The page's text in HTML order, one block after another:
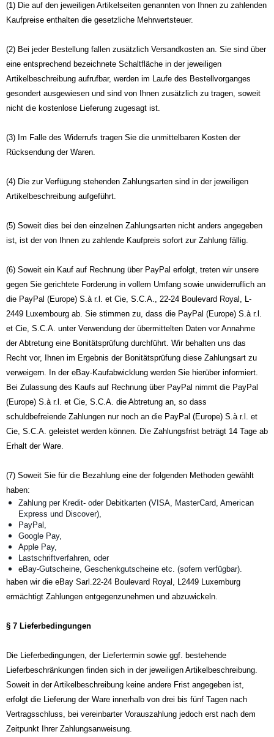
(1) Die auf den jeweiligen Artikelseiten genannten von Ihnen zu zahlenden
Kaufpreise enthalten die gesetzliche Mehrwertsteuer.
(2) Bei jeder Bestellung fallen zusätzlich Versandkosten an. Sie sind über
eine entsprechend bezeichnete Schaltfläche in der jeweiligen
Artikelbeschreibung aufrufbar, werden im Laufe des Bestellvorganges
gesondert ausgewiesen und sind von Ihnen zusätzlich zu tragen, soweit
nicht die kostenlose Lieferung zugesagt ist.
(3) Im Falle des Widerrufs tragen Sie die unmittelbaren Kosten der
Rücksendung der Waren.
(4) Die zur Verfügung stehenden Zahlungsarten sind in der jeweiligen
Artikelbeschreibung aufgeführt.
(5) Soweit dies bei den einzelnen Zahlungsarten nicht anders angegeben
ist, ist der von Ihnen zu zahlende Kaufpreis sofort zur Zahlung fällig.
(6) Soweit ein Kauf auf Rechnung über PayPal erfolgt, treten wir unsere
gegen Sie gerichtete Forderung in vollem Umfang sowie unwiderruflich an
die PayPal (Europe) S.à r.l. et Cie, S.C.A., 22-24 Boulevard Royal, L-
2449 Luxembourg ab. Sie stimmen zu, dass die PayPal (Europe) S.à r.l.
et Cie, S.C.A. unter Verwendung der übermittelten Daten vor Annahme
der Abtretung eine Bonitätsprüfung durchführt. Wir behalten uns das
Recht vor, Ihnen im Ergebnis der Bonitätsprüfung diese Zahlungsart zu
verweigern. In der eBay-Kaufabwicklung werden Sie hierüber informiert.
Bei Zulassung des Kaufs auf Rechnung über PayPal nimmt die PayPal
(Europe) S.à r.l. et Cie, S.C.A. die Abtretung an, so dass
schuldbefreiende Zahlungen nur noch an die PayPal (Europe) S.à r.l. et
Cie, S.C.A. geleistet werden können. Die Zahlungsfrist beträgt 14 Tage ab
Erhalt der Ware.
(7) Soweit Sie für die Bezahlung eine der folgenden Methoden gewählt
haben:
Zahlung per Kredit- oder Debitkarten (VISA, MasterCard, American
Express und Discover),
PayPal,
Google Pay,
Apple Pay,
Lastschriftverfahren, oder
eBay‑Gutscheine, Geschenkgutscheine etc. (sofern verfügbar).
haben wir die eBay Sarl.22-24 Boulevard Royal, L2449 Luxemburg
ermächtigt Zahlungen entgegenzunehmen und abzuwickeln.
§ 7 Lieferbedingungen
Die Lieferbedingungen, der Liefertermin sowie ggf. bestehende
Lieferbeschränkungen finden sich in der jeweiligen Artikelbeschreibung.
Soweit in der Artikelbeschreibung keine andere Frist angegeben ist,
erfolgt die Lieferung der Ware innerhalb von drei bis fünf Tagen nach
Vertragsschluss, bei vereinbarter Vorauszahlung jedoch erst nach dem
Zeitpunkt Ihrer Zahlungsanweisung.